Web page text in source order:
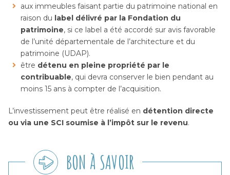
aux immeubles faisant partie du patrimoine national en
raison du label délivré par la Fondation du
patrimoine, si ce label a été accordé sur avis favorable
de l’unité départementale de l’architecture et du
patrimoine (UDAP).
être détenu en pleine propriété par le
contribuable, qui devra conserver le bien pendant au
moins 15 ans à compter de l’acquisition.
L’investissement peut être réalisé en détention directe
ou via une SCI soumise à l’impôt sur le revenu.
BON À SAVOIR